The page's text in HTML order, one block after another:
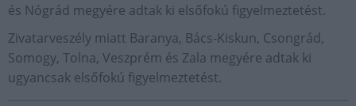
és Nógrád megyére adtak ki elsőfokú figyelmeztetést.
Zivatarveszély miatt Baranya, Bács-Kiskun, Csongrád,
Somogy, Tolna, Veszprém és Zala megyére adtak ki
ugyancsak elsőfokú figyelmeztetést.